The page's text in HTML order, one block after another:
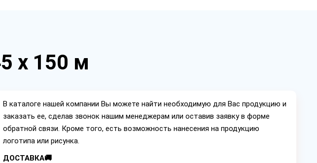
х 150 м
В каталоге нашей компании Вы можете найти необходимую для Вас продукцию и
заказать ее, сделав звонок нашим менеджерам или оставив заявку в форме
обратной связи. Кроме того, есть возможность нанесения на продукцию
логотипа или рисунка.
ДОСТАВКА🚚